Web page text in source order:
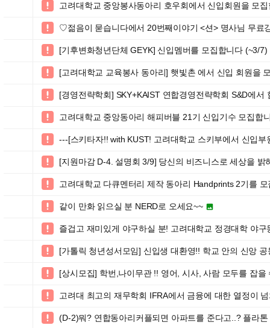
 고려대학교 중앙봉사동아리 호우회에서 신입회원을 모
 ♡젊음이 묻습니다에서 20번째이야기 <션> 명사님 무료
 [기후변화청년단체 GEYK] 신입멤버를 모집합니다 (~3/7)
 [고려대학교 교육봉사 동아리] 햇빛촌 에서 신입 회원을
 [경영전략학회] SKY+KAIST 연합경영전략학회 S&D에서
 고려대학교 중앙동아리 해피버블 21기 신입기수 모집합
 ---[스키타자!! with KUST! 고려대학교 스키부에서 신입부
 [지원마감 D-4. 설명회 3/9] 당신의 비즈니스로 세상을
 고려대학교 다큐멘터리 제작 동아리 Handprints 2기를
 같이 만화 읽으실 분 NERD로 오세요~~ 
 즐겁고 재미있게 야구하실 분! 고려대학교 정경대학 야
 [가톨릭 청년성서모임] 신입생 대환영!! 학교 안의 신앙
 [상시모집] 학번,나이무관 !! 영어, 시사, 사람 모두를 잡
 고려대 최고의 재무학회 IFRA에서 금융에 대한 열정이
 (D-2)뭐? 연합동아리커플되면 아파트를 준다고..? 플라